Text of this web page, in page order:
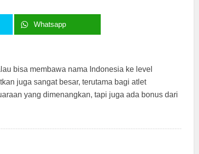
Whatsapp
bisa membawa nama Indonesia ke level
juga sangat besar, terutama bagi atlet
yang dimenangkan, tapi juga ada bonus dari